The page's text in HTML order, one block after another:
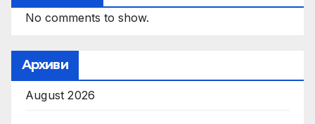
No comments to show.
Архиви
August 2026